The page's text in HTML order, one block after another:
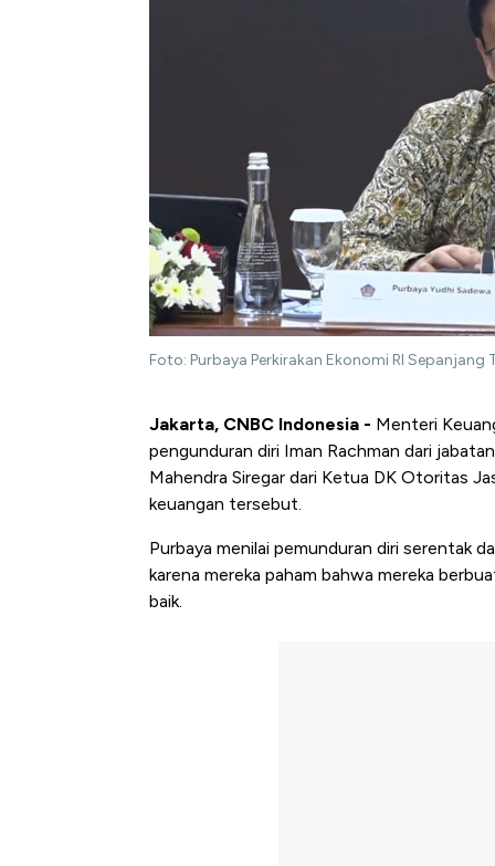
Foto: Purbaya Perkirakan Ekonomi RI Sepanjang
‎Jakarta, CNBC Indonesia - Menteri
pengunduran diri Iman Rachman dari
Mahendra Siregar dari Ketua DK Otoritas
keuangan tersebut.
Purbaya menilai pemunduran diri serentak
karena mereka paham bahwa mereka
baik.